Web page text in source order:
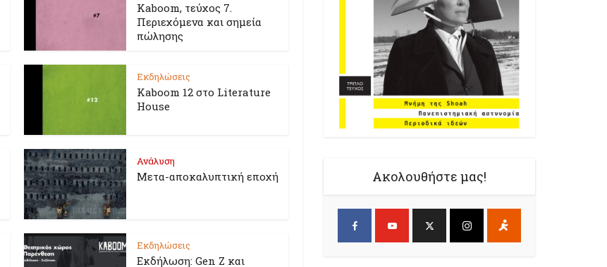
Kaboom, τεύχος 7.
Περιεχόμενα και σημεία
πώλησης
Εκδηλώσεις
Kaboom 12 στο Literature
House
Ανάλυση
Μετα-αποκαλυπτική εποχή
Εκδηλώσεις
Εκδήλωση: Gen Z και
Ακολουθήστε μας!